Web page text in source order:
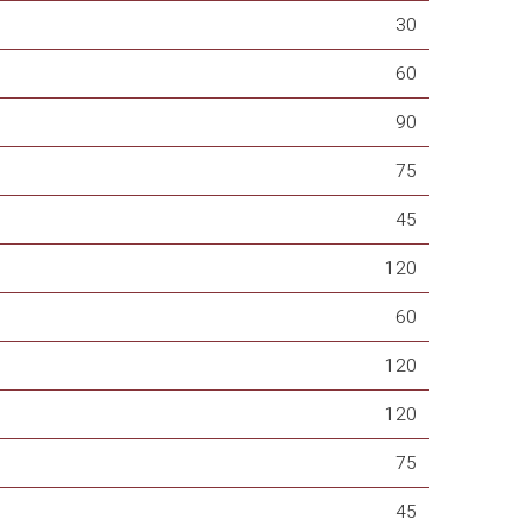
30
60
90
75
45
120
60
120
120
75
45